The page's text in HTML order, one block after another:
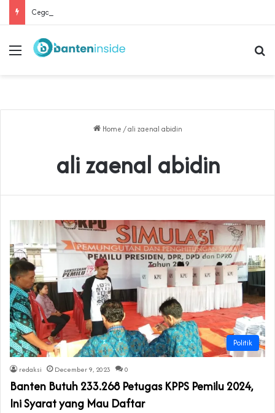
Menu
Home / ali zaenal abidin
ali zaenal abidin
Politik
redaksi December 9, 2023 0
Banten Butuh 233.268 Petugas KPPS Pemilu 2024,
Ini Syarat yang Mau Daftar